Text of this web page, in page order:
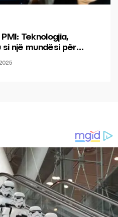
Teknologjia,
si një mundësi për